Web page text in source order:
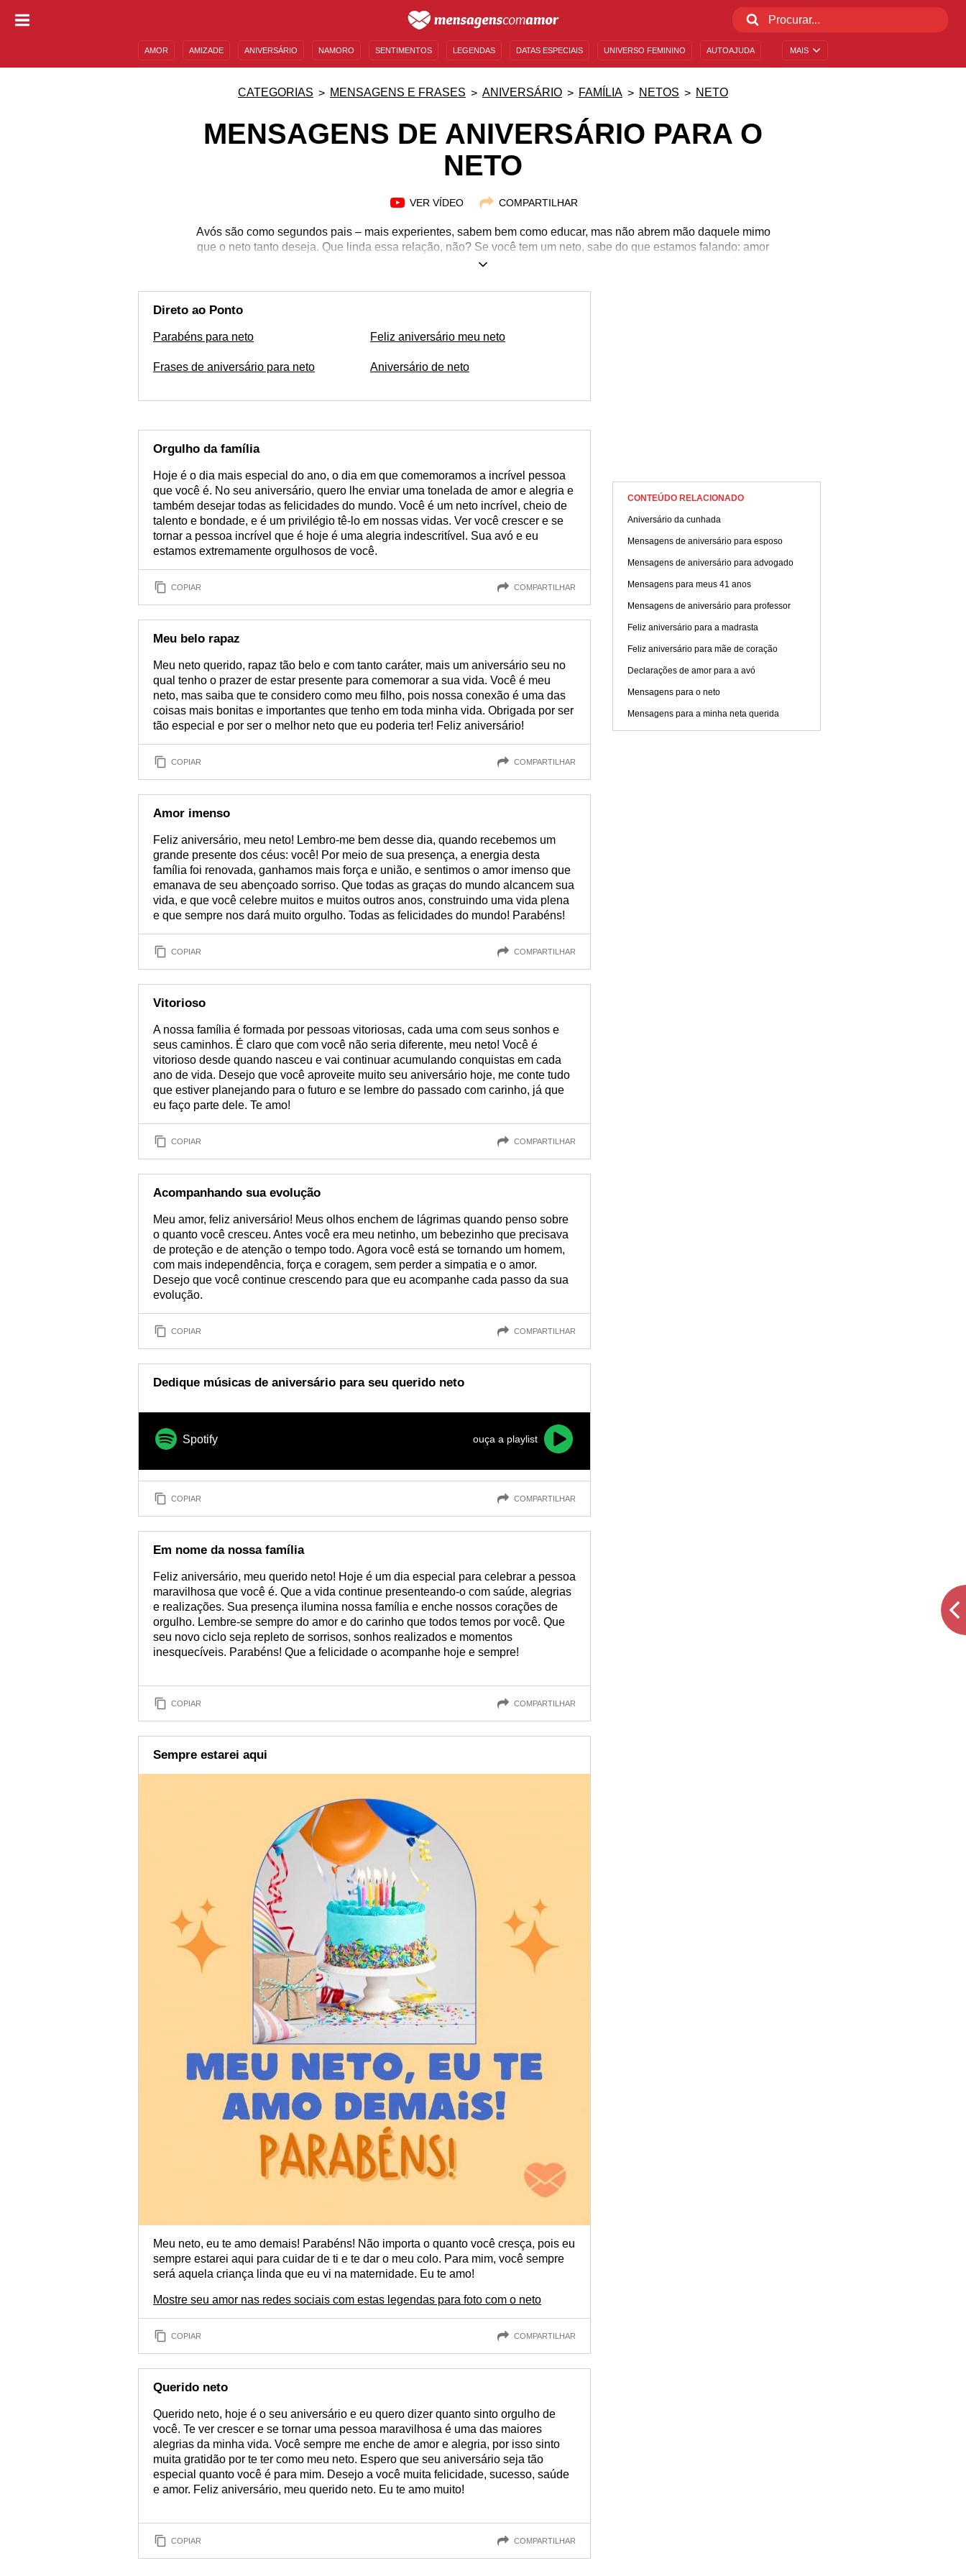
MAIS
AMOR AMIZADE ANIVERSÁRIO NAMORO SENTIMENTOS LEGENDAS DATAS ESPECIAIS UNIVERSO FEMININO AUTOAJUDA
CATEGORIAS MENSAGENS E FRASES ANIVERSÁRIO FAMÍLIA NETOS NETO
MENSAGENS DE ANIVERSÁRIO PARA O
NETO
VER VÍDEO COMPARTILHAR
Avós são como segundos pais – mais experientes, sabem bem como educar, mas não abrem mão daquele mimo
que o neto tanto deseja. Que linda essa relação, não? Se você tem um neto, sabe do que estamos falando: amor
inocente, muito cuidado, desejo por guloseimas, pedidos por histórias e demais traços e momentos que fazem
aniversário do seu neto, aproveite para expressar o que sente e deixá-lo saber do tamanho amor que você sente
por ele. Confira aqui algumas das mensagens de aniversário para comemorar esse dia especial com seu neto!
Direto ao Ponto
Parabéns para neto
Frases de aniversário para neto
Feliz aniversário meu neto
Aniversário de neto
Orgulho da família
Hoje é o dia mais especial do ano, o dia em que comemoramos a incrível pessoa
que você é. No seu aniversário, quero lhe enviar uma tonelada de amor e alegria e
também desejar todas as felicidades do mundo. Você é um neto incrível, cheio de
talento e bondade, e é um privilégio tê-lo em nossas vidas. Ver você crescer e se
tornar a pessoa incrível que é hoje é uma alegria indescritível. Sua avó e eu
estamos extremamente orgulhosos de você.
COPIAR COMPARTILHAR
Meu belo rapaz
Meu neto querido, rapaz tão belo e com tanto caráter, mais um aniversário seu no
qual tenho o prazer de estar presente para comemorar a sua vida. Você é meu
neto, mas saiba que te considero como meu filho, pois nossa conexão é uma das
coisas mais bonitas e importantes que tenho em toda minha vida. Obrigada por ser
tão especial e por ser o melhor neto que eu poderia ter! Feliz aniversário!
COPIAR COMPARTILHAR
Amor imenso
Feliz aniversário, meu neto! Lembro-me bem desse dia, quando recebemos um
grande presente dos céus: você! Por meio de sua presença, a energia desta
família foi renovada, ganhamos mais força e união, e sentimos o amor imenso que
emanava de seu abençoado sorriso. Que todas as graças do mundo alcancem sua
vida, e que você celebre muitos e muitos outros anos, construindo uma vida plena
e que sempre nos dará muito orgulho. Todas as felicidades do mundo! Parabéns!
COPIAR COMPARTILHAR
Vitorioso
A nossa família é formada por pessoas vitoriosas, cada uma com seus sonhos e
seus caminhos. É claro que com você não seria diferente, meu neto! Você é
vitorioso desde quando nasceu e vai continuar acumulando conquistas em cada
ano de vida. Desejo que você aproveite muito seu aniversário hoje, me conte tudo
que estiver planejando para o futuro e se lembre do passado com carinho, já que
eu faço parte dele. Te amo!
COPIAR COMPARTILHAR
Acompanhando sua evolução
Meu amor, feliz aniversário! Meus olhos enchem de lágrimas quando penso sobre
o quanto você cresceu. Antes você era meu netinho, um bebezinho que precisava
de proteção e de atenção o tempo todo. Agora você está se tornando um homem,
com mais independência, força e coragem, sem perder a simpatia e o amor.
Desejo que você continue crescendo para que eu acompanhe cada passo da sua
evolução.
COPIAR COMPARTILHAR
Dedique músicas de aniversário para seu querido neto
Spotify ouça a playlist
COPIAR COMPARTILHAR
Em nome da nossa família
Feliz aniversário, meu querido neto! Hoje é um dia especial para celebrar a pessoa
maravilhosa que você é. Que a vida continue presenteando-o com saúde, alegrias
e realizações. Sua presença ilumina nossa família e enche nossos corações de
orgulho. Lembre-se sempre do amor e do carinho que todos temos por você. Que
seu novo ciclo seja repleto de sorrisos, sonhos realizados e momentos
inesquecíveis. Parabéns! Que a felicidade o acompanhe hoje e sempre!
COPIAR COMPARTILHAR
Sempre estarei aqui
Meu neto, eu te amo demais! Parabéns! Não importa o quanto você cresça, pois eu
sempre estarei aqui para cuidar de ti e te dar o meu colo. Para mim, você sempre
será aquela criança linda que eu vi na maternidade. Eu te amo!
Mostre seu amor nas redes sociais com estas legendas para foto com o neto
COPIAR COMPARTILHAR
Querido neto
Querido neto, hoje é o seu aniversário e eu quero dizer quanto sinto orgulho de
você. Te ver crescer e se tornar uma pessoa maravilhosa é uma das maiores
alegrias da minha vida. Você sempre me enche de amor e alegria, por isso sinto
muita gratidão por te ter como meu neto. Espero que seu aniversário seja tão
especial quanto você é para mim. Desejo a você muita felicidade, sucesso, saúde
e amor. Feliz aniversário, meu querido neto. Eu te amo muito!
COPIAR COMPARTILHAR
CONTEÚDO RELACIONADO
Aniversário da cunhada
Mensagens de aniversário para esposo
Mensagens de aniversário para advogado
Mensagens para meus 41 anos
Mensagens de aniversário para professor
Feliz aniversário para a madrasta
Feliz aniversário para mãe de coração
Declarações de amor para a avó
Mensagens para o neto
Mensagens para a minha neta querida